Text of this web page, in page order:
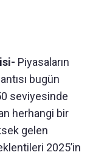
Piyasaların
bugün
seviyesinde
herhangi bir
gelen
2025’in